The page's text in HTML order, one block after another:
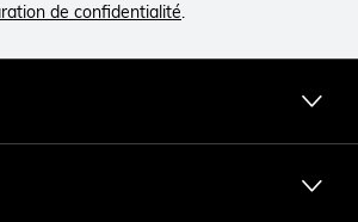
de confidentialité.